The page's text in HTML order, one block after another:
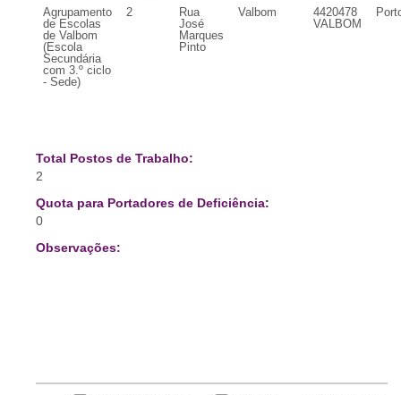
Agrupamento
de Escolas
de Valbom
(Escola
Secundária
com 3.º ciclo
- Sede)
2
Rua
José
Marques
Pinto
Valbom
4420478
VALBOM
Total Postos de Trabalho:
2
Quota para Portadores de Deficiência:
0
Observações: